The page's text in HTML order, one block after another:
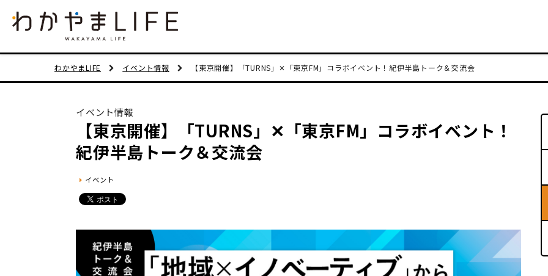
わかやまLIFE イベント情報 【東京開催】「TURNS」✕「東京FM」コラボイベント！紀伊半島トーク＆交流会
イベント情報
【東京開催】「TURNS」✕「東京FM」コラボイベント！
紀伊半島トーク＆交流会
イベント